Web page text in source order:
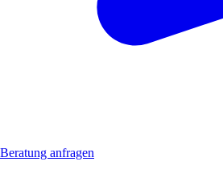
Beratung anfragen